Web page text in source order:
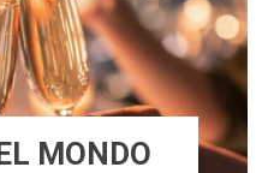
MONDO